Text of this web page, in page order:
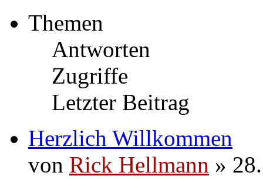
Themen
Antworten
Zugriffe
Letzter Beitrag
Herzlich Willkommen
von Rick Hellmann »